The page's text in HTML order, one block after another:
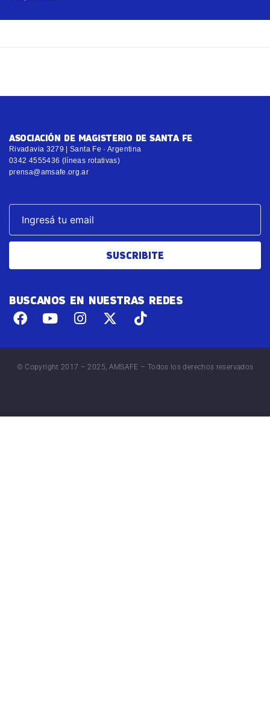
ASOCIACIÓN DE MAGISTERIO DE SANTA FE
Rivadavia 3279 | Santa Fe · Argentina
0342 4555436 (líneas rotativas)
prensa@amsafe.org.ar
SUSCRIBITE
BUSCANOS EN NUESTRAS REDES
© Copyright 2017 – 2025, AMSAFE – Todos los derechos reservados